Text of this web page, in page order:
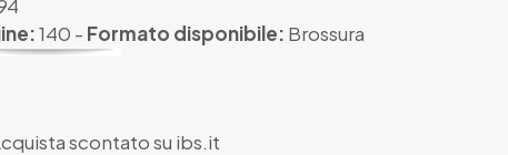
140 - Formato disponibile: Brossura
scontato su ibs.it